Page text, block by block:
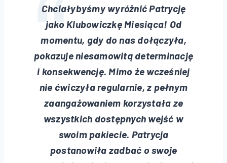
Chciałybyśmy wyróżnić Patrycję
jako Klubowiczkę Miesiąca! Od
momentu, gdy do nas dołączyła,
pokazuje niesamowitą determinację
i konsekwencję. Mimo że wcześniej
nie ćwiczyła regularnie, z pełnym
zaangażowaniem korzystała ze
wszystkich dostępnych wejść w
swoim pakiecie. Patrycja
postanowiła zadbać o swoje